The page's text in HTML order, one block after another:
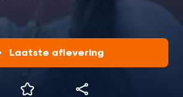
Laatste aflevering